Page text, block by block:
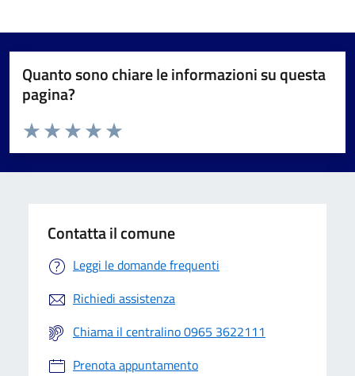
Quanto sono chiare le informazioni su questa
pagina?
Valuta da 1 a 5 stelle la pagina
Valuta 5 stelle su 5
Valuta 4 stelle su 5
Valuta 3 stelle su 5
Valuta 2 stelle su 5
Valuta 1 stelle su 5
Contatta il comune
Leggi le domande frequenti
Richiedi assistenza
Chiama il centralino 0965 3622111
Prenota appuntamento